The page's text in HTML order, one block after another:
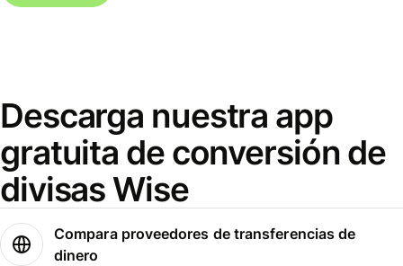
Descarga nuestra app
gratuita de conversión de
divisas Wise
Compara proveedores de transferencias de
dinero